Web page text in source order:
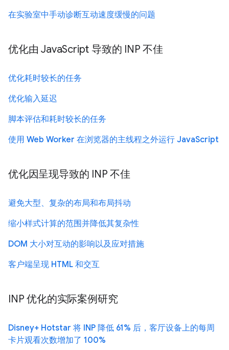
在实验室中手动诊断互动速度缓慢的问题
优化由 JavaScript 导致的 INP 不佳
优化耗时较长的任务
优化输入延迟
脚本评估和耗时较长的任务
使用 Web Worker 在浏览器的主线程之外运行 JavaScript
优化因呈现导致的 INP 不佳
避免大型、复杂的布局和布局抖动
缩小样式计算的范围并降低其复杂性
DOM 大小对互动的影响以及应对措施
客户端呈现 HTML 和交互
INP 优化的实际案例研究
Disney+ Hotstar 将 INP 降低 61% 后，客厅设备上的每周
卡片观看次数增加了 100%